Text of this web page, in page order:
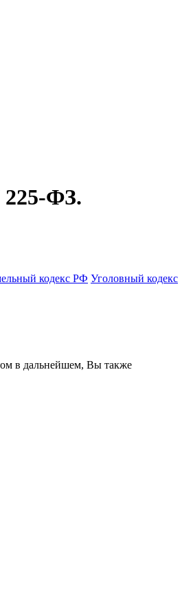
225-ФЗ.
кодекс РФ Уголовный кодекс
в дальнейшем, Вы также